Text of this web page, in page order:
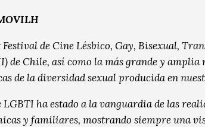
de Cine Lésbico, Gay, Bisexual,
de Chile, así como la más grande y amplia
de la diversidad sexual producida en
ha estado a la vanguardia de las
y familiares, mostrando siempre una